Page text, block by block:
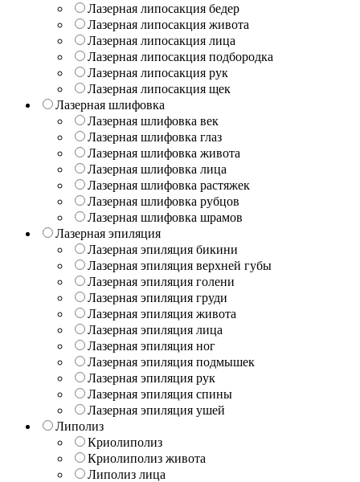
Лазерная липосакция бедер
Лазерная липосакция живота
Лазерная липосакция лица
Лазерная липосакция подбородка
Лазерная липосакция рук
Лазерная липосакция щек
Лазерная шлифовка
Лазерная шлифовка век
Лазерная шлифовка глаз
Лазерная шлифовка живота
Лазерная шлифовка лица
Лазерная шлифовка растяжек
Лазерная шлифовка рубцов
Лазерная шлифовка шрамов
Лазерная эпиляция
Лазерная эпиляция бикини
Лазерная эпиляция верхней губы
Лазерная эпиляция голени
Лазерная эпиляция груди
Лазерная эпиляция живота
Лазерная эпиляция лица
Лазерная эпиляция ног
Лазерная эпиляция подмышек
Лазерная эпиляция рук
Лазерная эпиляция спины
Лазерная эпиляция ушей
Липолиз
Криолиполиз
Криолиполиз живота
Липолиз лица